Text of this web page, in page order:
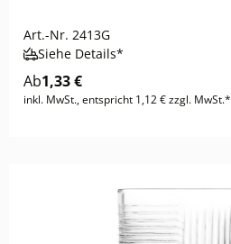
Art.-Nr. 2413G
Siehe Details*
Ab1,33 €
inkl. MwSt., entspricht 1,12 € zzgl. MwSt.*